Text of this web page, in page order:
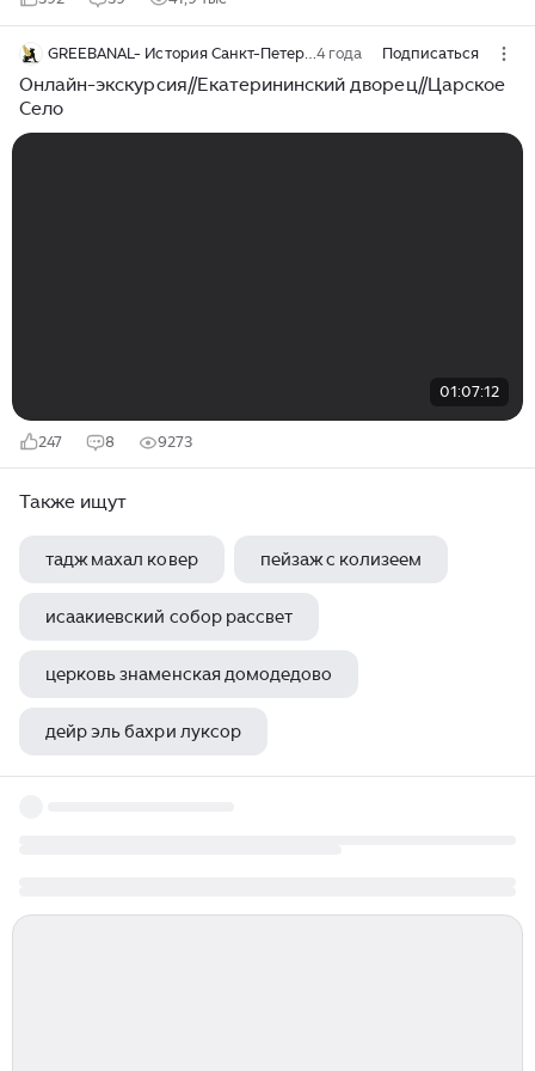
GREEBANAL- История Санкт-Петербурга4 года Подписаться
Онлайн-экскурсия//Екатерининский дворец//Царское
Село
01:07:12
247 8 9273
Также ищут
тадж махал ковер пейзаж с колизеем
исаакиевский собор рассвет
церковь знаменская домодедово
дейр эль бахри луксор